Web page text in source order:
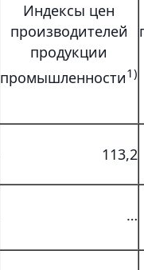
Индексы цен
производителей
продукции
промышленности1)
113,2
…